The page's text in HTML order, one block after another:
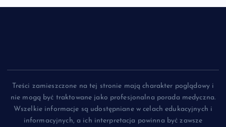
Treści zamieszczone na tej stronie mają charakter poglądowy i
nie mogą być traktowane jako profesjonalna porada medyczna.
Wszelkie informacje są udostępniane w celach edukacyjnych i
informacyjnych, a ich interpretacja powinna być zawsze